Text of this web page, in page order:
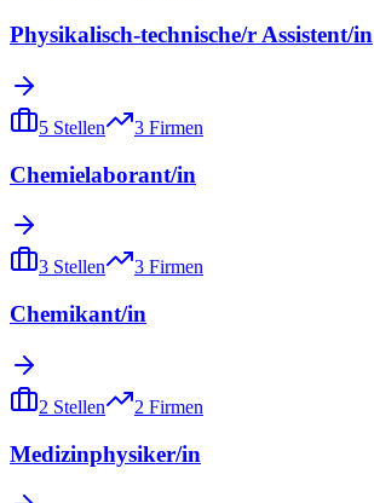
Physikalisch-technische/r Assistent/in
5 Stellen 3 Firmen
Chemielaborant/in
3 Stellen 3 Firmen
Chemikant/in
2 Stellen 2 Firmen
Medizinphysiker/in